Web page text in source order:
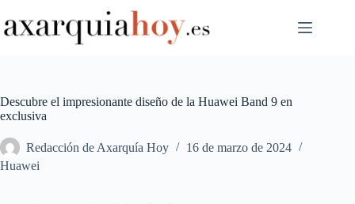
al
contenido
Descubre el impresionante diseño de la Huawei Band 9 en
exclusiva
Redacción de Axarquía Hoy
16 de marzo de 2024
Huawei